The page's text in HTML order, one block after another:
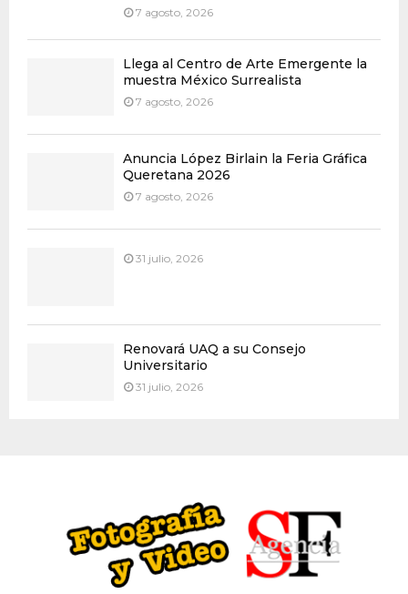
7 agosto, 2026
Llega al Centro de Arte Emergente la
muestra México Surrealista
7 agosto, 2026
Anuncia López Birlain la Feria Gráfica
Queretana 2026
7 agosto, 2026
31 julio, 2026
Renovará UAQ a su Consejo
Universitario
31 julio, 2026